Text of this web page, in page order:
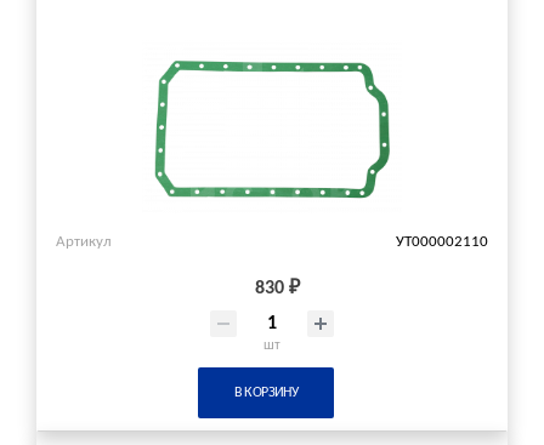
Артикул УТ000002110
830 ₽
шт
В КОРЗИНУ